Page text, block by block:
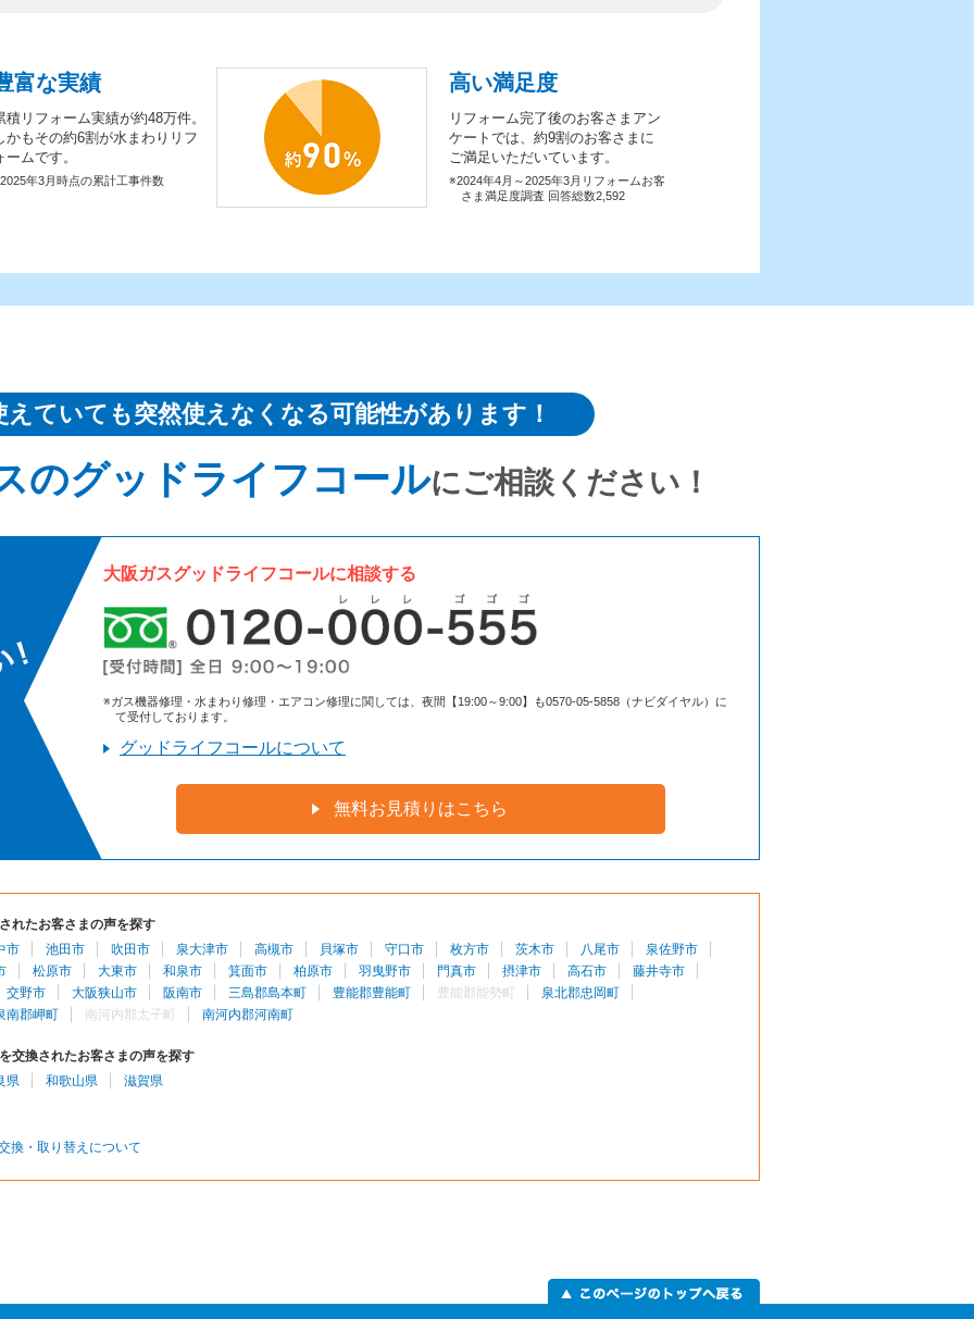
富な実績
積リフォーム実績が約48万件。
かもその約6割が水まわりリフ
ームです。
年3月時点の累計工事件数
高い満足度
リフォーム完了後のお客さまアン
ケートでは、約9割のお客さまに
ご満足いただいています。
※2024年4月～2025年3月リフォームお客
さま満足度調査 回答総数2,592
えていても突然使えなくなる可能性があります！
のグッドライフコールにご相談ください！
大阪ガスグッドライフコールに相談する
※ガス機器修理・水まわり修理・エアコン修理に関しては、夜間【19:00～9:00】も0570-05-5858（ナビダイヤル）に
て受付しております。
グッドライフコールについて
無料お見積りはこちら
れたお客さまの声を探す
市
池田市 吹田市 泉大津市 高槻市 貝塚市 守口市 枚方市 茨木市 八尾市
泉佐野市
松原市 大東市 和泉市 箕面市 柏原市 羽曳野市 門真市 摂津市 高石市
藤井寺市
交野市
大阪狭山市 阪南市 三島郡島本町 豊能郡豊能町 豊能郡能勢町
泉北郡忠岡町
南郡岬町
南河内郡太子町 南河内郡河南町
交換されたお客さまの声を探す
県
和歌山県 滋賀県
換・取り替えについて